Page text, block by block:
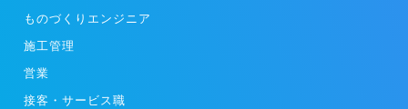
ものづくりエンジニア
施工管理
営業
接客・サービス職